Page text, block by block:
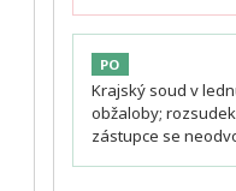
PO
Krajský soud v
obžaloby;
zástupce se